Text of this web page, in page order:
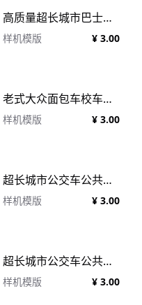
高质量超长城市巴士公共汽车车身广告设计贴图展示样机模板 City Bus HQ Mockup
样机模版 ¥ 3.00
老式大众面包车校车车身广告设计贴图展示样机模板 Volkswagen Transporter T1 Mockup
样机模版 ¥ 3.00
超长城市公交车公共汽车车身广告贴图展示样机模板 Long city bus mockup
样机模版 ¥ 3.00
超长城市公交车公共汽车车身广告贴图展示样机模板 Long city bus mockup
样机模版 ¥ 3.00